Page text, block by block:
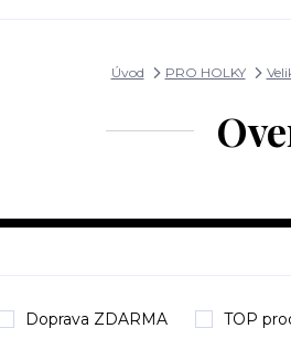
Úvod PRO HOLKY
Doprava ZDARMA TOP